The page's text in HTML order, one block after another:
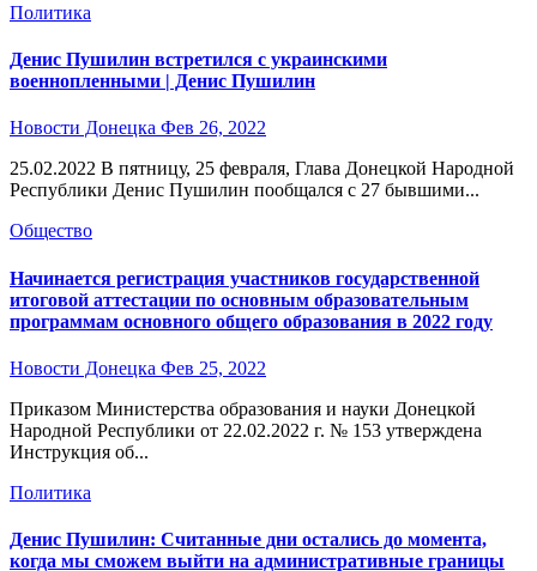
Политика
Денис Пушилин встретился с украинскими
военнопленными | Денис Пушилин
Новости Донецка Фев 26, 2022
25.02.2022 В пятницу, 25 февраля, Глава Донецкой Народной
Республики Денис Пушилин пообщался с 27 бывшими...
Общество
Начинается регистрация участников государственной
итоговой аттестации по основным образовательным
программам основного общего образования в 2022 году
Новости Донецка Фев 25, 2022
Приказом Министерства образования и науки Донецкой
Народной Республики от 22.02.2022 г. № 153 утверждена
Инструкция об...
Политика
Денис Пушилин: Считанные дни остались до момента,
когда мы сможем выйти на административные границы